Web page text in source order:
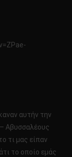
αυτήν την
Αβυσσαλέους
τι μας είπαν
το οποίο εμάς